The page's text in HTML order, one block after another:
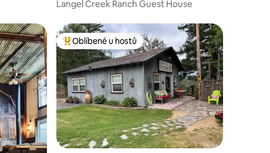
oint
Langel Creek Ranch Guest House
Nejlepší v kategorii Oblíbené u hostů
Oblíbené u hostů